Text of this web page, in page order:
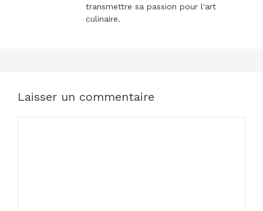
transmettre sa passion pour l'art
culinaire.
Laisser un commentaire